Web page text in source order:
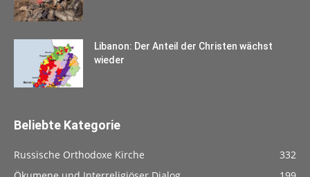
Libanon: Der Anteil der Christen wächst
wieder
Beliebte Kategorie
Russische Orthodoxe Kirche
332